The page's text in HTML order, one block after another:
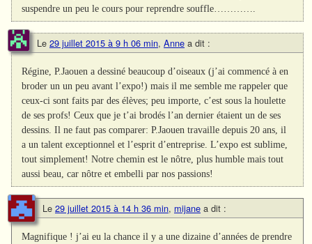
suspendre un peu le cours pour reprendre souffle………….
Le 29 juillet 2015 à 9 h 06 min, Anne a dit :
Régine, P.Jaouen a dessiné beaucoup d’oiseaux (j’ai commencé à en
broder un un peu avant l’expo!) mais il me semble me rappeler que
ceux-ci sont faits par des élèves; peu importe, c’est sous la houlette
de ses profs! Ceux que je t’ai brodés l’an dernier étaient un de ses
dessins. Il ne faut pas comparer: P.Jaouen travaille depuis 20 ans, il
a un talent exceptionnel et l’esprit d’entreprise. L’expo est sublime,
tout simplement! Notre chemin est le nôtre, plus humble mais tout
aussi beau, car nôtre et embelli par nos passions!
Le 29 juillet 2015 à 14 h 36 min, mijane a dit :
Magnifique ! j’ai eu la chance il y a une dizaine d’années de prendre